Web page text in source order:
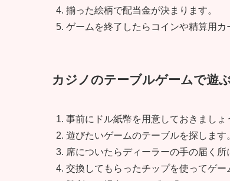
揃った絵柄で配当金が決まります。
ゲームを終了したらコインや精算用
カジノのテーブルゲームで遊
事前にドル紙幣を用意しておきましょ
遊びたいゲームのテーブルを探します
席についたらディーラーの手の届く
交換してもらったチップを使ってゲー